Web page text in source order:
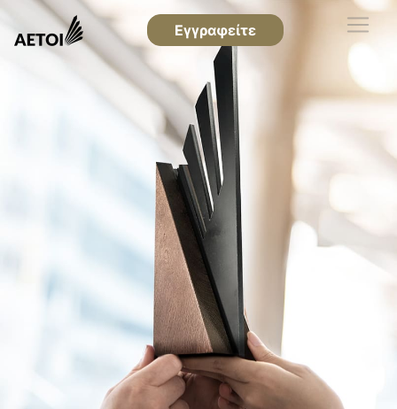
Εγγραφείτε